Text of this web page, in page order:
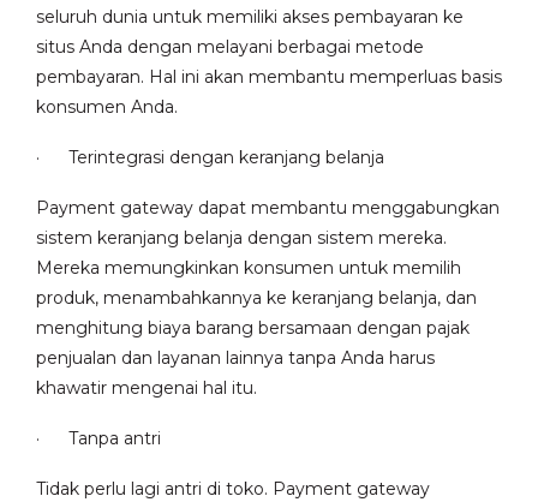
seluruh dunia untuk memiliki akses pembayaran ke
situs Anda dengan melayani berbagai metode
pembayaran. Hal ini akan membantu memperluas basis
konsumen Anda.
· Terintegrasi dengan keranjang belanja
Payment gateway dapat membantu menggabungkan
sistem keranjang belanja dengan sistem mereka.
Mereka memungkinkan konsumen untuk memilih
produk, menambahkannya ke keranjang belanja, dan
menghitung biaya barang bersamaan dengan pajak
penjualan dan layanan lainnya tanpa Anda harus
khawatir mengenai hal itu.
· Tanpa antri
Tidak perlu lagi antri di toko. Payment gateway